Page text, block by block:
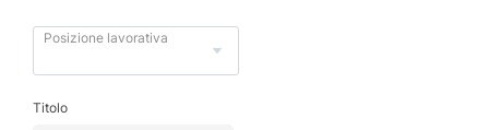
Posizione lavorativa
Titolo